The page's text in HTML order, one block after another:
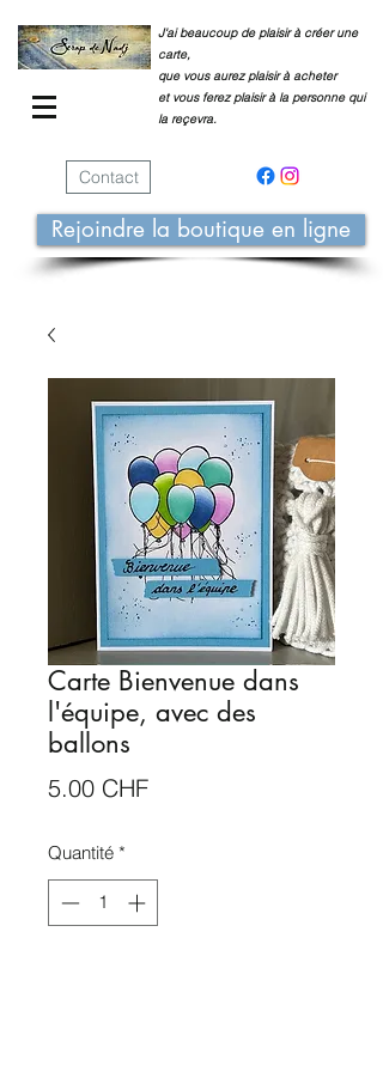
J'ai beaucoup de plaisir à créer une
carte,
que vous aurez plaisir à acheter
et vous ferez plaisir à la personne qui
la reçevra.
Contact
Rejoindre la boutique en ligne
Carte Bienvenue dans
l'équipe, avec des
ballons
5.00 CHFPrix
Quantité *